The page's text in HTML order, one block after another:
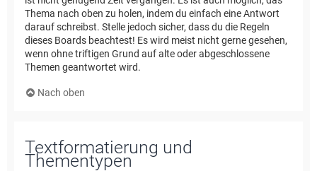
Thema nach oben zu holen, indem du einfach eine Antwort
darauf schreibst. Stelle jedoch sicher, dass du die Regeln
dieses Boards beachtest! Es wird meist nicht gerne gesehen,
wenn ohne triftigen Grund auf alte oder abgeschlossene
Themen geantwortet wird.
Nach oben
Textformatierung und
Thementypen